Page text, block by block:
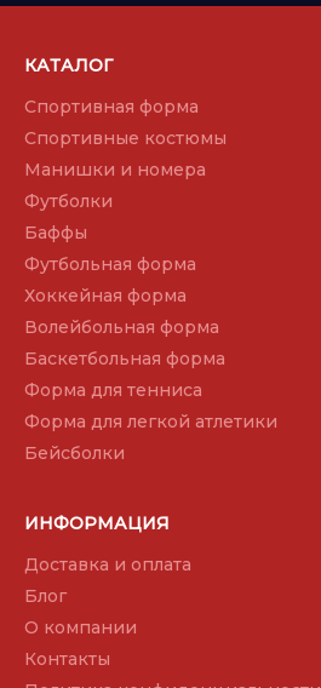
КАТАЛОГ
Спортивная форма
Спортивные костюмы
Манишки и номера
Футболки
Баффы
Футбольная форма
Хоккейная форма
Волейбольная форма
Баскетбольная форма
Форма для тенниса
Форма для легкой атлетики
Бейсболки
ИНФОРМАЦИЯ
Доставка и оплата
Блог
О компании
Контакты